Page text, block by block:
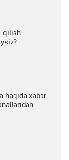
qilish
haqida xabar